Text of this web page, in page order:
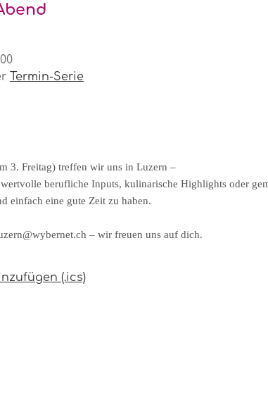
Termin-Serie
3. Freitag) treffen wir uns in Luzern –
berufliche Inputs, kulinarische Highlights oder
einfach eine gute Zeit zu haben.
– wir freuen uns auf dich.
(.ics)